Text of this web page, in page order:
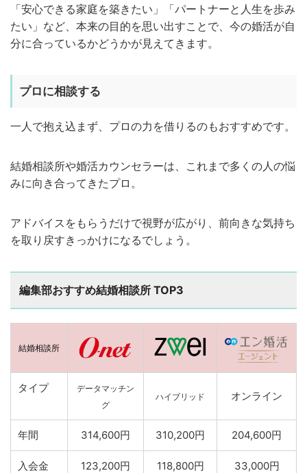
「安心できる家庭を築きたい」「パートナーと人生を歩み
たい」など、本来の目的を思い出すことで、今の婚活が自
分に合っているかどうかが見えてきます。
プロに相談する
一人で抱え込まず、プロの力を借りるのもおすすめです。
結婚相談所や婚活カウンセラーは、これまで多くの人の悩
みに向き合ってきたプロ。
アドバイスをもらうだけで視野が広がり、前向きな気持ち
を取り戻すきっかけになるでしょう。
編集部おすすめ結婚相談所 TOP3
結婚相談所
タイプ
データマッチン
グ
ハイブリッド オンライン
年間 314,600円 310,200円 204,600円
入会金 123,200円 118,800円 33,000円